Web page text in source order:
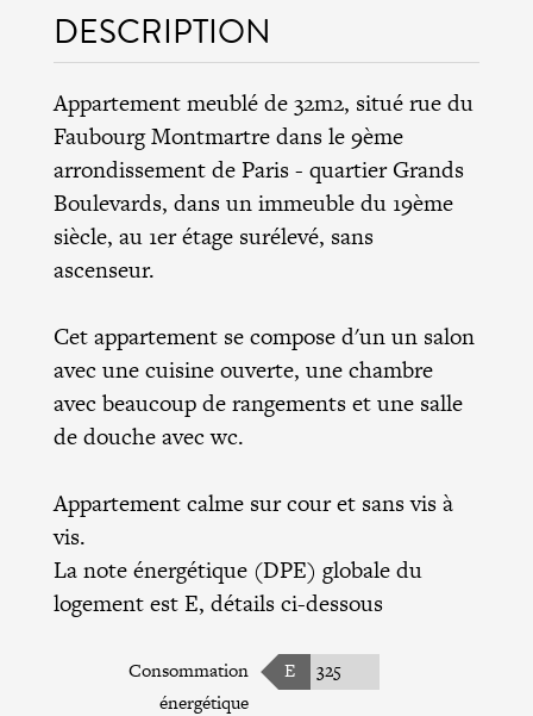
DESCRIPTION
Appartement meublé de 32m2, situé rue du
Faubourg Montmartre dans le 9ème
arrondissement de Paris - quartier Grands
Boulevards, dans un immeuble du 19ème
siècle, au 1er étage surélevé, sans
ascenseur.
Cet appartement se compose d'un un salon
avec une cuisine ouverte, une chambre
avec beaucoup de rangements et une salle
de douche avec wc.
Appartement calme sur cour et sans vis à
vis.
La note énergétique (DPE) globale du
logement est E, détails ci-dessous
Consommation
énergétique
E 325